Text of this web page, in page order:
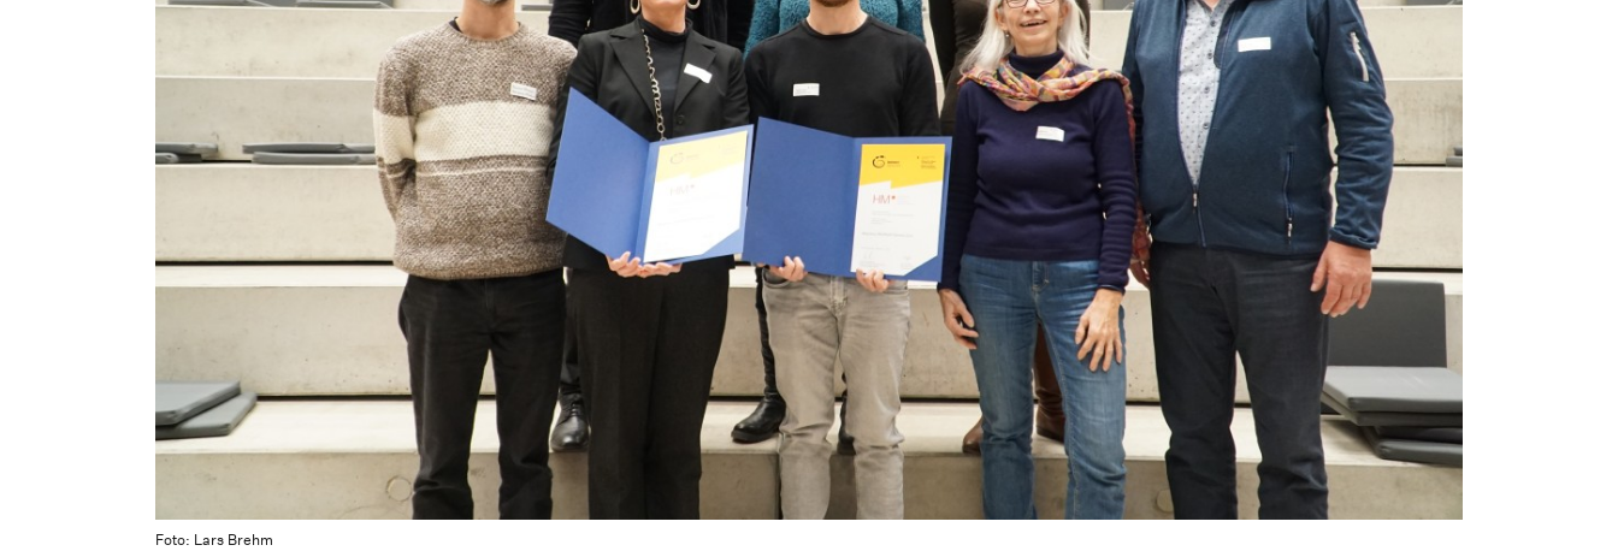
Foto: Lars Brehm